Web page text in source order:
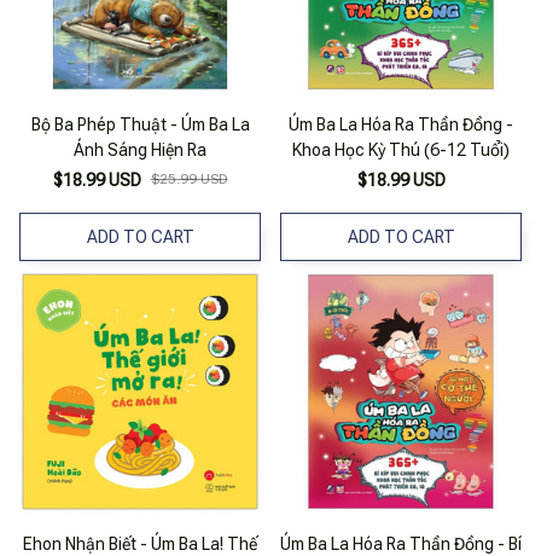
Bộ Ba Phép Thuật - Úm Ba La
Ánh Sáng Hiện Ra
$18.99 USD $25.99 USD
ADD TO CART
Úm Ba La Hóa Ra Thần Đồng -
Khoa Học Kỳ Thú (6-12 Tuổi)
$18.99 USD
ADD TO CART
Ehon Nhận Biết - Úm Ba La! Thế
Úm Ba La Hóa Ra Thần Đồng - Bí